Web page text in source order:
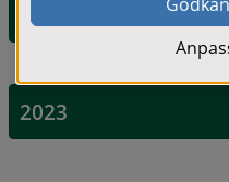
2024
2023